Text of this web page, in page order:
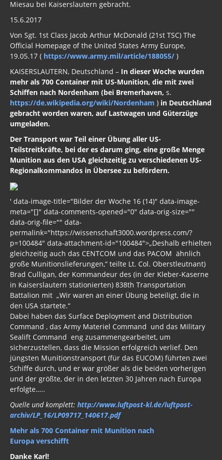
Archiv Politik
Syrien
Libyen
Russland - Türkei
China
Brasilien
Ukraine
Welt aktuell
Türkei
Russland
Politik
Archiv Informationen 2017, 2016, 2015
Musik
Gästebuch
Miesau bei Kaiserslautern gebracht.
15.6.2017
Von Sgt. 1st Class Jacob Arthur McDonald (21st TSC) The
Official Homepage of the United States Army Europe,
19.05.17 ( https://www.army.mil/article/188055/ )
KAISERSLAUTERN, Deutschland – In dieser Woche wurden
mehr als 700 Container mit US-Munition, die mit zwei
Schiffen nach Nordenham (bei Bremerhaven, s.
https://de.wikipedia.org/wiki/Nordenham ) in Deutschland
gebracht worden waren, auf Lastwagen und Güterzüge
umgeladen.
Der Transport war Teil einer Übung aller US-
Teilstreitkräfte, bei der es darum ging, eine große Menge
Munition aus den USA gleichzeitig zu verschiedenen US-
Regionalkommandos in Übersee zu befördern.
' data-image-title="Bilder der Woche 16 (14)" data-image-
meta="[]" data-comments-opened="0" data-orig-size=""
data-orig-file="" data-
permalink="https://wissenschaft3000.wordpress.com/?
p=100484" data-attachment-id="100484">„Deshalb erhielten
gleichzeitig auch das CENTCOM und das PACOM ähnlich
große Munitionslieferungen,“ teilte Lt. Col. Oberstleutnant)
Brad Culligan, der Kommandeur des (in der Kleber-Kaserne
in Kaiserslautern stationierten) 838th Transportation
Battalion mit „Wir waren an einer Übung beteiligt, die in
den USA startete.“
Dabei haben das Surface Deployment and Distribution
Command , das Army Materiel Command und das Military
Sealift Command eng zusammengearbeitet, um
sicherzustellen, dass die Mission erfolgreich verlief. Den
jüngsten Munitionstransport (für das EUCOM) führten zwei
Schiffe durch, und er war größer als die beiden vorherigen
und der größte, der in den letzten 30 Jahren nach Europa
erfolgte…..
Quelle und komplett: http://www.luftpost-kl.de/luftpost-
archiv/LP_16/LP09717_140617.pdf
Mehr als 700 Container mit Munition nach
Europa verschifft
Danke Karl!